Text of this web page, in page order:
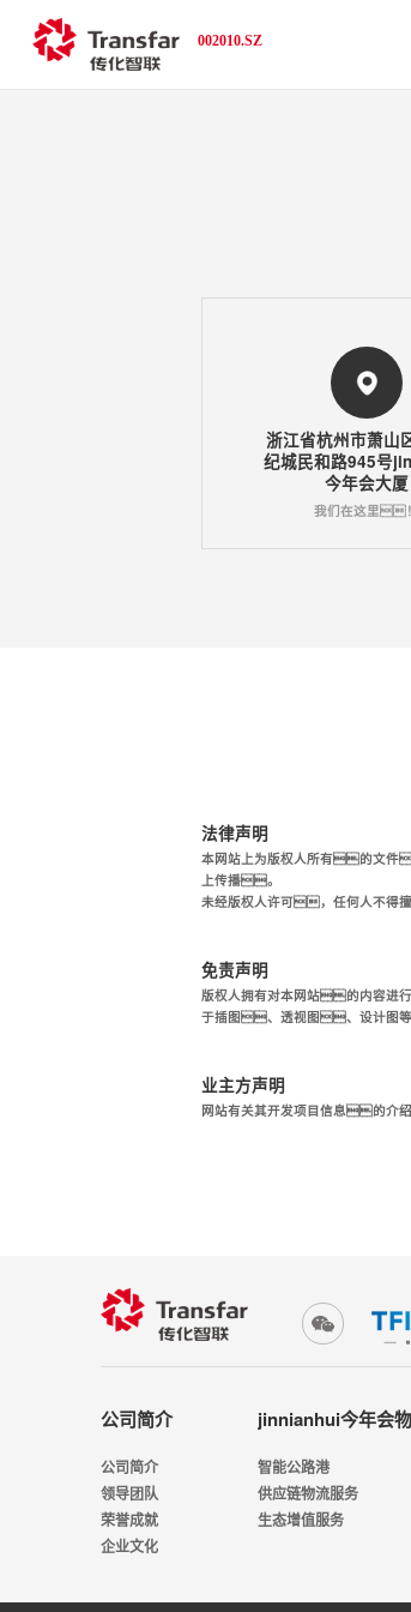
002010.SZ
浙江省杭州市萧山
纪城民和路945号
今年会大厦
我们在这里！
法律声明
本网站上为版权人所有的文件
上传播。
未经版权人许可，任何人不
免责声明
版权人拥有对本网站的内容进
于插图、透视图、设计图
业主方声明
网站有关其开发项目信息的介
公司简介
公司简介
领导团队
荣誉成就
企业文化
jinnianhui今年会
智能公路港
供应链物流服务
生态增值服务